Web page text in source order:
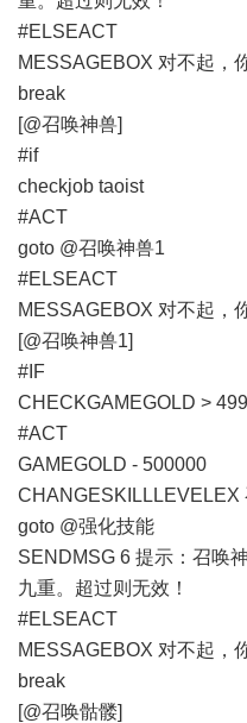
#ELSEACT
MESSAGEBOX 对不起，
break
[@召唤神兽]
#if
checkjob taoist
#ACT
goto @召唤神兽1
#ELSEACT
MESSAGEBOX 对不起，
[@召唤神兽1]
#IF
CHECKGAMEGOLD >
#ACT
GAMEGOLD - 500000
CHANGESKILLLEVELEX
goto @强化技能
SENDMSG 6 提示：召唤
九重。超过则无效！
#ELSEACT
MESSAGEBOX 对不起，
break
[@召唤骷髅]